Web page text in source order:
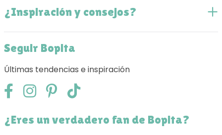
¿Inspiración y consejos?
Seguir Bopita
Últimas tendencias e inspiración
¿Eres un verdadero fan de Bopita?